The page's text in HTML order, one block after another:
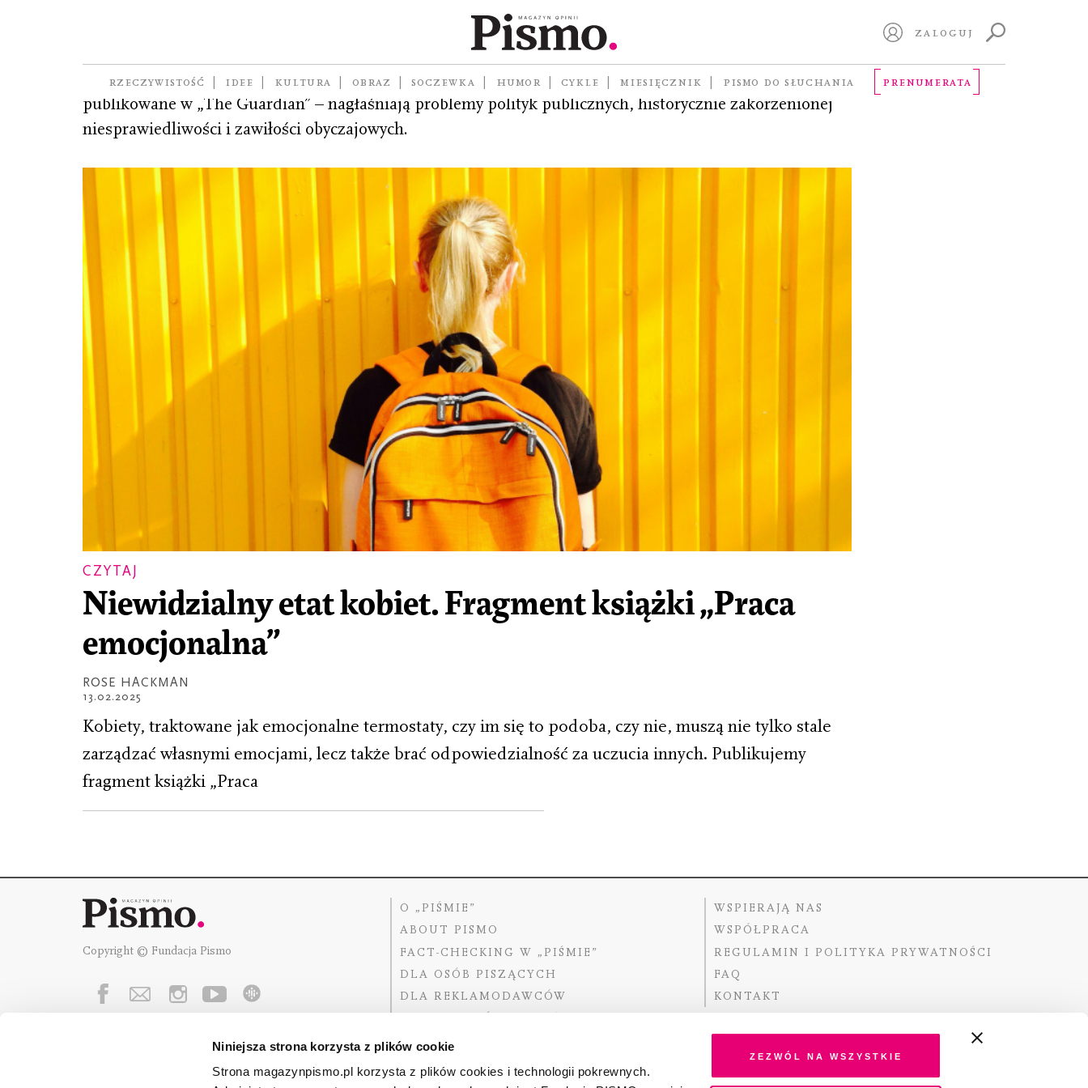
Niniejsza strona korzysta z plików cookie
Strona magazynpismo.pl korzysta z plików cookies i technologii pokrewnych.
Zezwól na wszystkie
ZALOGUJ
RZECZYWISTOŚĆ IDEE KULTURA OBRAZ SOCZEWKA HUMOR CYKLE MIESIĘCZNIK PISMO DO SŁUCHANIA PRENUMERATA
dziennikarka i pisarka, której teksty o płci, rasie, pracy, policji, mieszkalnictwie i środowisku –
publikowane w „The Guardian” – nagłaśniają problemy polityk publicznych, historycznie zakorzenionej
niesprawiedliwości i zawiłości obyczajowych.
CZYTAJ
Niewidzialny etat kobiet. Fragment książki „Praca
emocjonalna”
ROSE HACKMAN
13.02.2025
Kobiety, traktowane jak emocjonalne termostaty, czy im się to podoba, czy nie, muszą nie tylko stale
zarządzać własnymi emocjami, lecz także brać odpowiedzialność za uczucia innych. Publikujemy
fragment książki „Praca
Copyright © Fundacja Pismo
O „PIŚMIE”
ABOUT PISMO
FACT-CHECKING W „PIŚMIE”
DLA OSÓB PISZĄCYCH
DLA REKLAMODAWCÓW
WSPIERAJĄ NAS
WSPÓŁPRACA
REGULAMIN I POLITYKA PRYWATNOŚCI
FAQ
KONTAKT
Fundację Pismowspierają: